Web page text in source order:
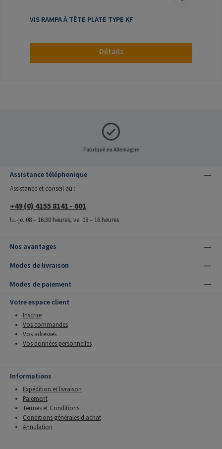
VIS RAMPA À TÊTE PLATE TYPE KF
Détails
Fabriqué en Allemagne
Assistance téléphonique
Assistance et conseil au :
+49 (0) 4155 8141 - 601
lu.-je. 08 – 16:30 heures, ve. 08 – 16 heures
Nos avantages
Modes de livraison
Modes de paiement
Votre espace client
Inscrire
Vos commandes
Vos adresses
Vos données personnelles
Informations
Expédition et livraison
Paiement
Termes et Conditions
Conditions générales d'achat
Annulation